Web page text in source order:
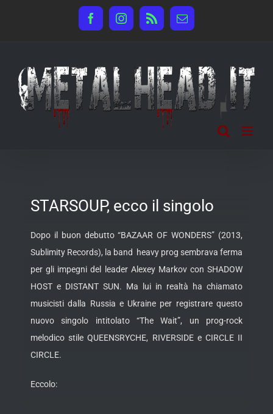
FacebookInstagram
Rss Email
STARSOUP, ecco il singolo
Dopo il buon debutto “BAZAAR OF WONDERS” (2013,
Sublimity Records), la band heavy prog sembrava ferma
per gli impegni del leader Alexey Markov con SHADOW
HOST e DISTANT SUN. Ma lui in realtà ha chiamato
musicisti dalla Russia e Ukraine per registrare questo
nuovo singolo intitolato “The Wait”, un prog-rock
melodico stile QUEENSRYCHE, RIVERSIDE e CIRCLE II
CIRCLE.
Eccolo: